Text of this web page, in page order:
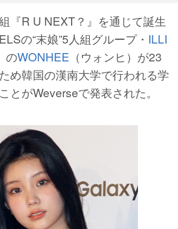
『R U NEXT？』を通じて誕生
の“末娘”5人組グループ・ ILLI
のWONHEE （ウォンヒ）が23
め韓国の漢南大学で行われる学
とがWeverseで発表された。